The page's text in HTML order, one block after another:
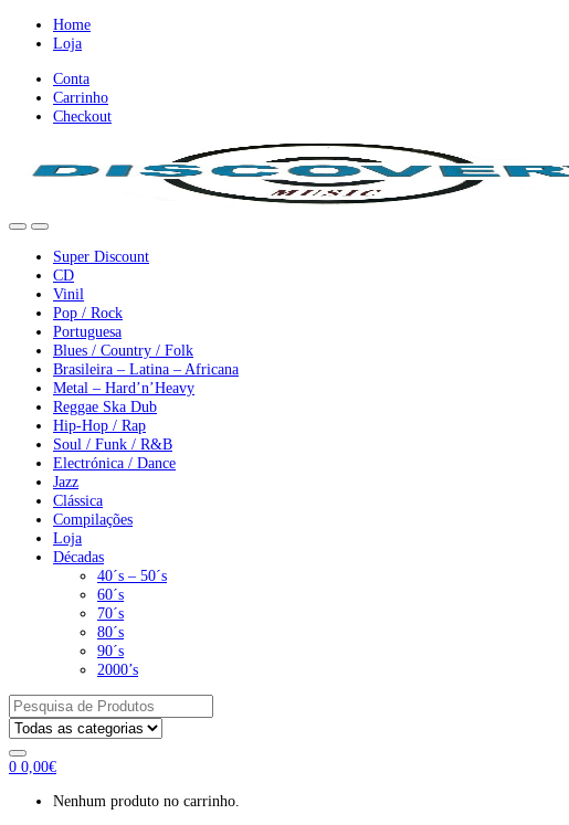
nevegação
conteúdo
Home
Loja
Conta
Carrinho
Checkout
Super Discount
CD
Vinil
Pop / Rock
Portuguesa
Blues / Country / Folk
Brasileira – Latina – Africana
Metal – Hard’n’Heavy
Reggae Ska Dub
Hip-Hop / Rap
Soul / Funk / R&B
Electrónica / Dance
Jazz
Clássica
Compilações
Loja
Décadas
40´s – 50´s
60´s
70´s
80´s
90´s
2000’s
Pesquisar
por:
0 0,00€
Nenhum produto no carrinho.